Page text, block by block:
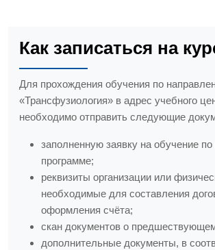
Как записаться на
Для прохождения обучения по
«Трансфузиология» в адрес учебного
необходимо отправить следующие
заполненную заявку на обучение
программе;
реквизиты организации или
необходимые для составления
оформления счёта;
скан документов о
дополнительные документы, в